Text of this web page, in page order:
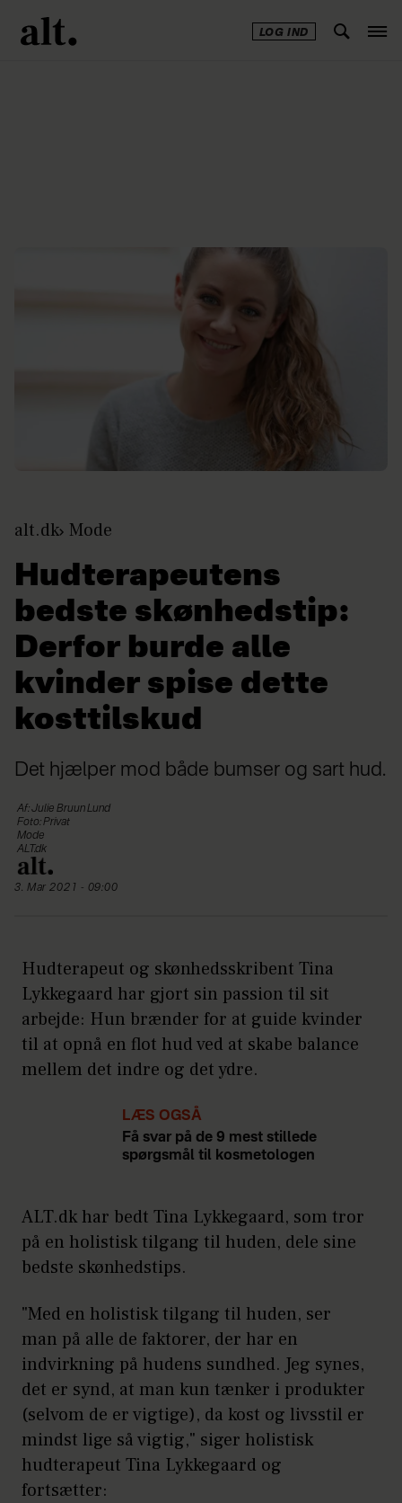
LOG IND
alt.dk Mode
Hudterapeutens
bedste skønhedstip:
Derfor burde alle
kvinder spise dette
kosttilskud
Det hjælper mod både bumser og sart hud.
Af: Julie Bruun Lund
Foto: Privat
Mode
ALT.dk
3. Mar 2021 - 09:00
Hudterapeut og skønhedsskribent Tina
Lykkegaard har gjort sin passion til sit
arbejde: Hun brænder for at guide kvinder
til at opnå en flot hud ved at skabe balance
mellem det indre og det ydre.
LÆS OGSÅ
Få svar på de 9 mest stillede
spørgsmål til kosmetologen
ALT.dk har bedt Tina Lykkegaard, som tror
på en holistisk tilgang til huden, dele sine
bedste skønhedstips.
"Med en holistisk tilgang til huden, ser
man på alle de faktorer, der har en
indvirkning på hudens sundhed. Jeg synes,
det er synd, at man kun tænker i produkter
(selvom de er vigtige), da kost og livsstil er
mindst lige så vigtig," siger holistisk
hudterapeut Tina Lykkegaard og
fortsætter: